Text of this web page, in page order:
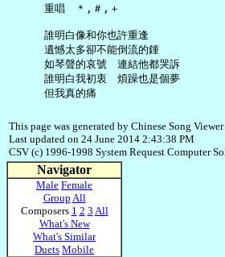
     重唱　＊,＃,＋
     誰明白像和你也許重逢
     遺憾太多卻不能倒流的鍾
     如琴聲的哀號　連結他都哭訴
     誰明白我初衷　煩躁也是個夢
This page was generated by Chinese Song
Last updated on 24 June 2014 2:43:38 PM
CSV (c) 1996-1998 System Request Computer
Navigator
Male Female
Group All
Composers 1 2 3 All
What's New
What's Similar
Duets Mobile